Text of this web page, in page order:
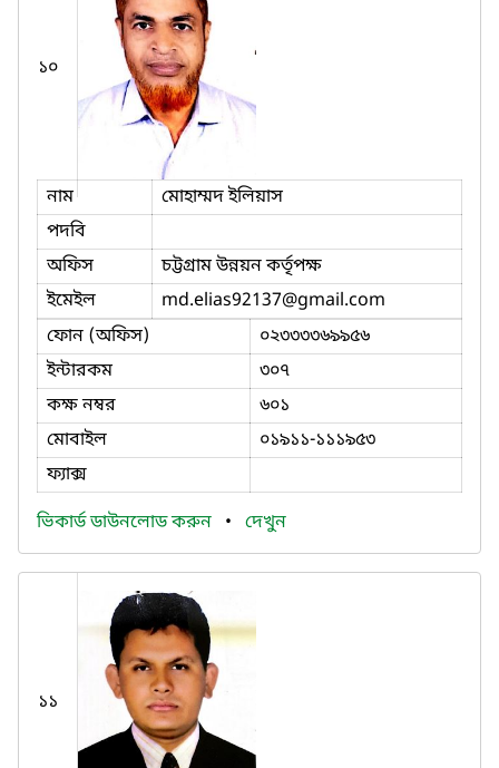
১০
নাম
মোহাম্মদ ইলিয়াস
পদবি
অফিস
চট্টগ্রাম উন্নয়ন কর্তৃপক্ষ
ইমেইল
md.elias92137@gmail.com
ফোন (অফিস)
০২৩৩৩৩৬৯৯৫৬
ইন্টারকম
৩০৭
কক্ষ নম্বর
৬০১
মোবাইল
০১৯১১-১১১৯৫৩
ফ্যাক্স
ভিকার্ড ডাউনলোড করুন • দেখুন
১১